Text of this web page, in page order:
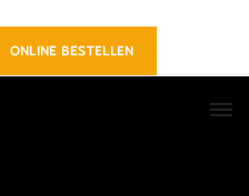
ONLINE BESTELLEN